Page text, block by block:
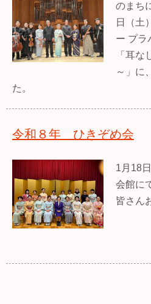
のまち
日（土
ー プラ
「耳
～」に
た。
令和８年 ひきぞめ会
1月18
会館に
皆さん